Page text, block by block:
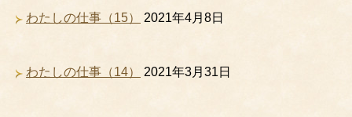
わたしの仕事（15） 2021年4月8日
わたしの仕事（14） 2021年3月31日